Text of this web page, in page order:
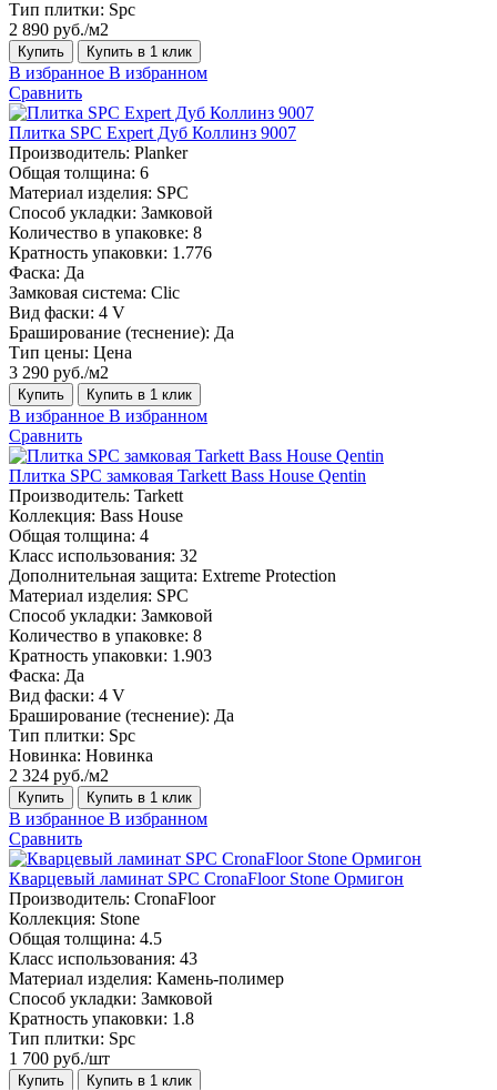
Тип плитки: Spc
2 890 руб./м2
Купить Купить в 1 клик
В избранное В избранном
Сравнить
Плитка SPC Expert Дуб Коллинз 9007
Производитель: Planker
Общая толщина: 6
Материал изделия: SPC
Способ укладки: Замковой
Количество в упаковке: 8
Кратность упаковки: 1.776
Фаска: Да
Замковая система: Сlic
Вид фаски: 4 V
Браширование (теснение): Да
Тип цены: Цена
3 290 руб./м2
Купить Купить в 1 клик
В избранное В избранном
Сравнить
Плитка SPC замковая Tarkett Bass House Qentin
Производитель: Tarkett
Коллекция: Bass House
Общая толщина: 4
Класс использования: 32
Дополнительная защита: Extreme Protection
Материал изделия: SPC
Способ укладки: Замковой
Количество в упаковке: 8
Кратность упаковки: 1.903
Фаска: Да
Вид фаски: 4 V
Браширование (теснение): Да
Тип плитки: Spc
Новинка: Новинка
2 324 руб./м2
Купить Купить в 1 клик
В избранное В избранном
Сравнить
Кварцевый ламинат SPC CronaFloor Stone Ормигон
Производитель: CronaFloor
Коллекция: Stone
Общая толщина: 4.5
Класс использования: 43
Материал изделия: Камень-полимер
Способ укладки: Замковой
Кратность упаковки: 1.8
Тип плитки: Spc
1 700 руб./шт
Купить Купить в 1 клик